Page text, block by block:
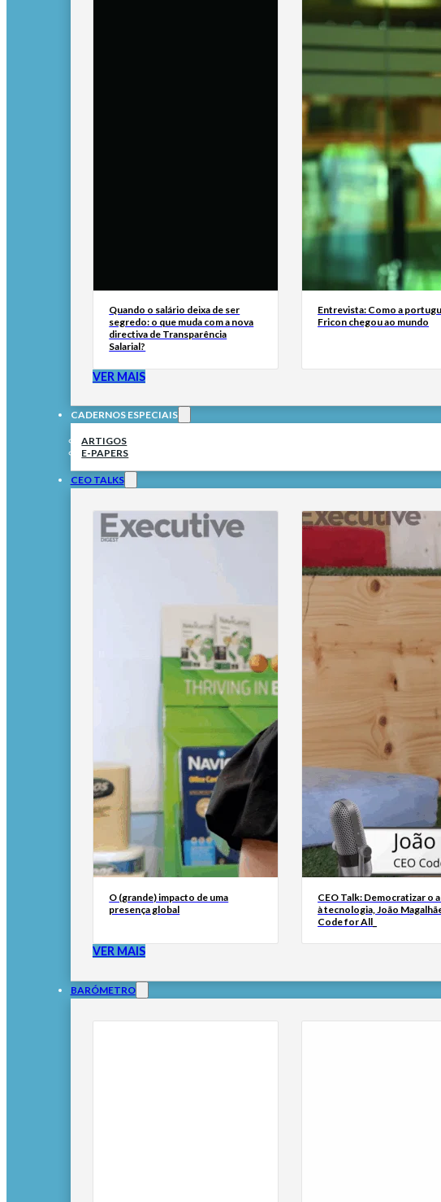
Quando o salário deixa de ser
segredo: o que muda com a nova
directiva de Transparência
Salarial?
Entrevista: Como a
Fricon chegou ao mundo
VER MAIS
CADERNOS ESPECIAIS
ARTIGOS
E-PAPERS
CEO TALKS
O (grande) impacto de uma
presença global
CEO Talk: Democratizar o
à tecnologia, João
Code for All_
VER MAIS
BARÓMETRO